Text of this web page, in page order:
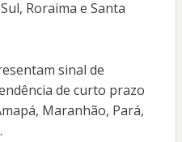
Roraima e Santa
sinal de
de curto prazo
Maranhão, Pará,